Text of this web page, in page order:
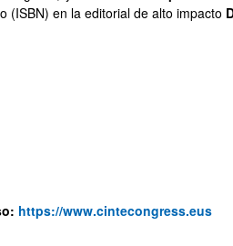
(ISBN) en la editorial de alto impacto
https://www.cintecongress.eus